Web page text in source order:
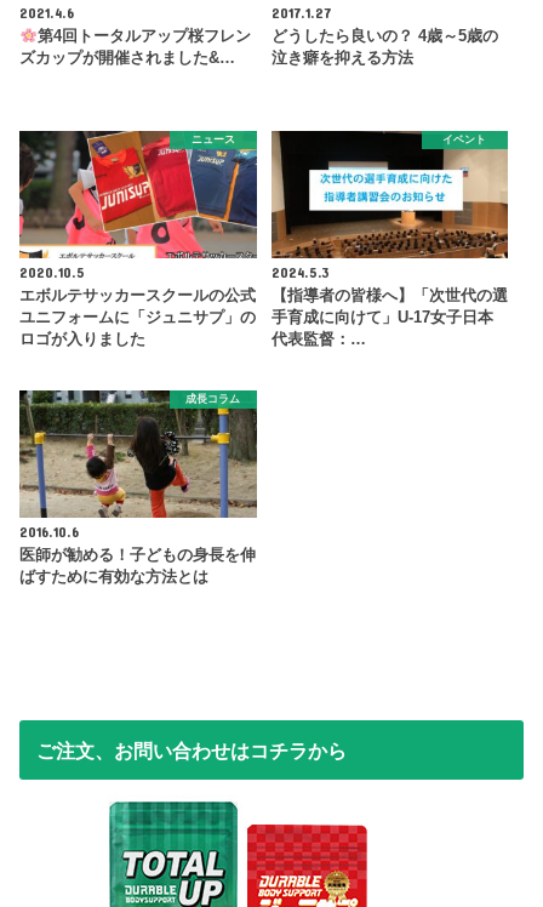
2021.4.6
第4回トータルアップ桜フレン
ズカップが開催されました&…
2017.1.27
どうしたら良いの？ 4歳～5歳の
泣き癖を抑える方法
ニュース
2020.10.5
エボルテサッカースクールの公式
ユニフォームに「ジュニサプ」の
ロゴが入りました
イベント
2024.5.3
【指導者の皆様へ】「次世代の選
手育成に向けて」U-17女子日本
代表監督：…
成長コラム
2016.10.6
医師が勧める！子どもの身長を伸
ばすために有効な方法とは
ご注文、お問い合わせはコチラから